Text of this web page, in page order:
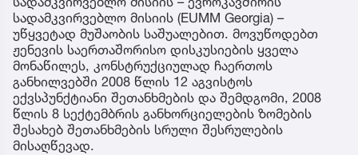
სადამკვირვებლო მისიის (EUMM Georgia) –
უწყვეტად მუშაობის საშუალებით. მოვუწოდებთ
ჟენევის საერთაშორისო დისკუსიების ყველა
მონაწილეს, კონსტრუქციულად ჩაერთოს
განხილვებში 2008 წლის 12 აგვისტოს
ექვსპუნქტიანი შეთანხმების და შემდგომი, 2008
წლის 8 სექტემბრის განხორციელების ზომების
შესახებ შეთანხმების სრული შესრულების
მისაღწევად.